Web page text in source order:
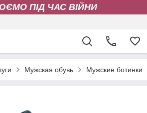
ПІД ЧАС ВІЙНИ
Мужская обувь Мужские ботинки